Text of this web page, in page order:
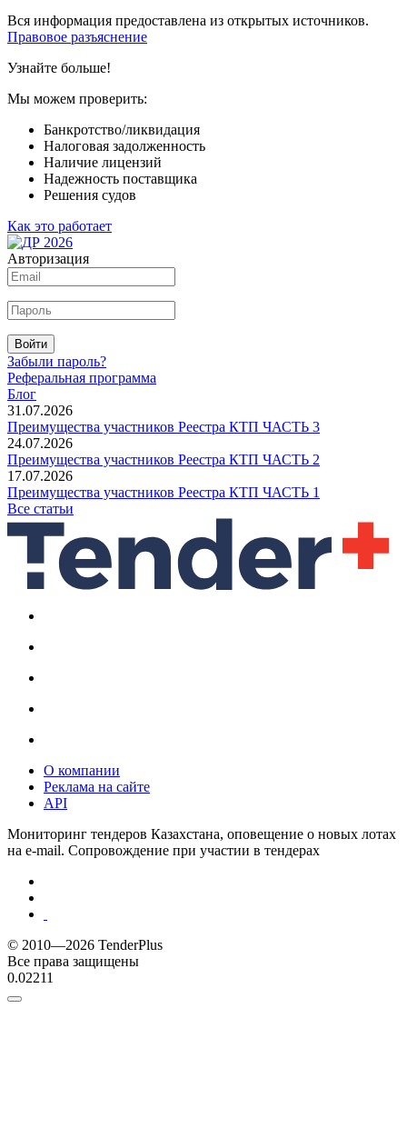
Вся информация предоставлена из открытых источников.
Правовое разъяснение
Узнайте больше!
Мы можем проверить:
Банкротство/ликвидация
Налоговая задолженность
Наличие лицензий
Надежность поставщика
Решения судов
Как это работает
Авторизация
Войти
Забыли пароль?
Реферальная программа
Блог
31.07.2026
Преимущества участников Реестра КТП ЧАСТЬ 3
24.07.2026
Преимущества участников Реестра КТП ЧАСТЬ 2
17.07.2026
Преимущества участников Реестра КТП ЧАСТЬ 1
Все статьи
О компании
Реклама на сайте
API
Мониторинг тендеров Казахстана, оповещение о новых лотах
на e-mail. Сопровождение при участии в тендерах
© 2010—2026 TenderPlus
Все права защищены
0.02211